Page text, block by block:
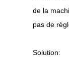
de la
pas de
Solution: